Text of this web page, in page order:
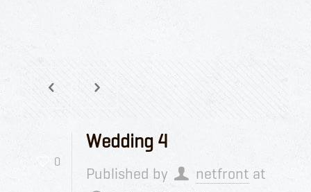
0
Wedding 4
Published by netfront at